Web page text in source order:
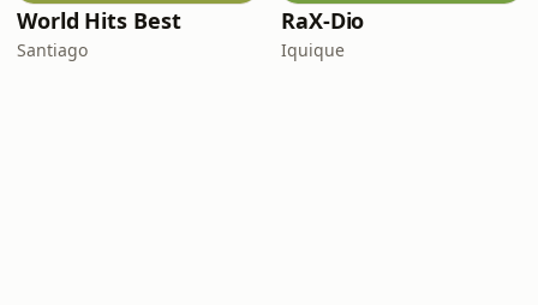
World Hits Best
Santiago
RaX-Dio
Iquique